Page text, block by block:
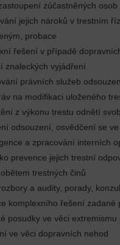
zúčastněných
jejich nároků v trestním
probace
řešení v případě
znaleckých vyjádření
právních služeb
na modifikaci uloženého
z výkonu trestu odnětí
odsouzení, osvědčení se
a zpracování interních
prevence jejich trestní
trestných činů
a audity, porady,
komplexního řešení zadané
posudky ve věci
ve věci dopravních nehod